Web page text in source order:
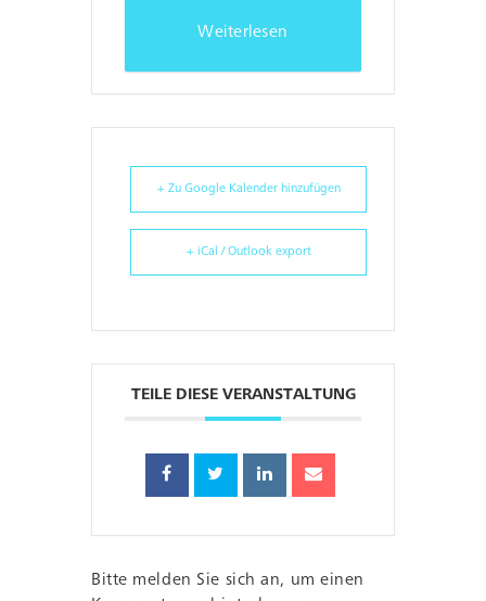
Weiterlesen
+ Zu Google Kalender hinzufügen
+ iCal / Outlook export
TEILE DIESE VERANSTALTUNG
Bitte melden Sie sich an, um einen